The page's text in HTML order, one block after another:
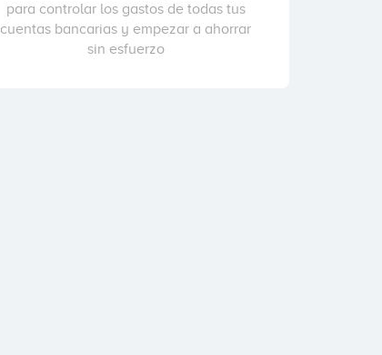
para controlar los gastos de todas tus
cuentas bancarias y empezar a ahorrar
sin esfuerzo